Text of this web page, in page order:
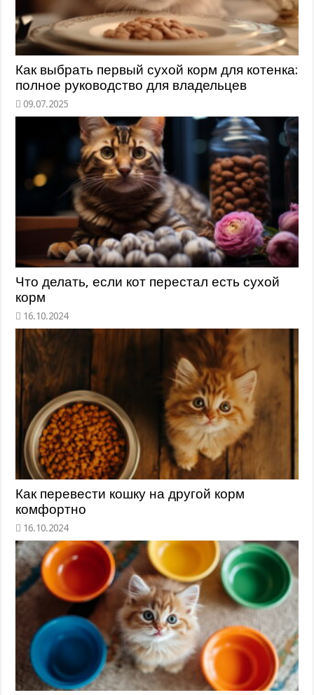
Как выбрать первый сухой корм для котенка:
полное руководство для владельцев
Что делать, если кот перестал есть сухой
корм
Как перевести кошку на другой корм
комфортно